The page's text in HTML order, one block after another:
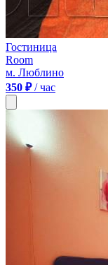
Гостиница
Room
м. Люблино
350 ₽/ час